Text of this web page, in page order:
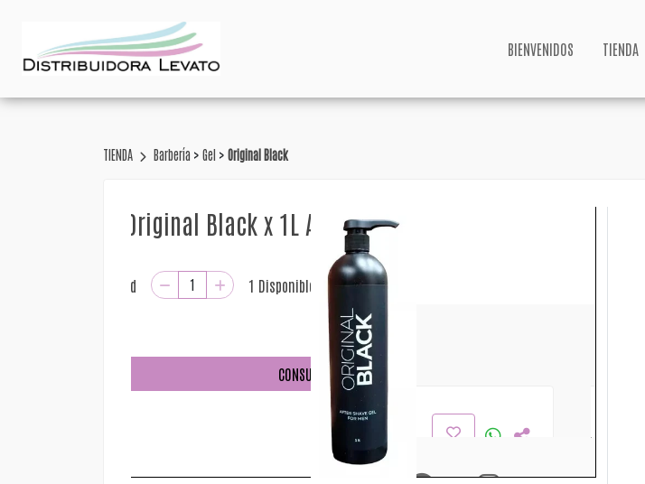
BIENVENIDOS TIENDA
TIENDA Barbería > Gel > Original Black